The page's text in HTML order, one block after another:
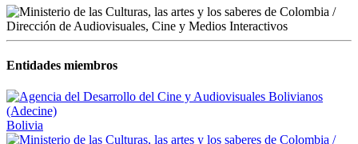
Entidades miembros
Bolivia